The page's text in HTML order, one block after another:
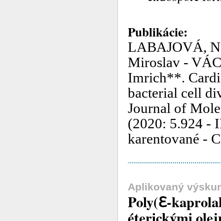
Publikácie:
LABAJOVÁ,
Miroslav -
Imrich**.
bacterial cell
Journal of
(2020: 5.924 -
karentované -
Aplikovaný
Poly(ℇ-